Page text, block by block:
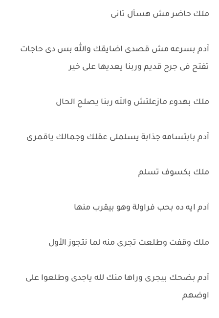
ملك حاضر مش هسأل تانى
آدم بسرعه مش قصدى اضايقك والله بس دى حاجات
تفتح فى جرح قديم وربنا يعديها على خير
ملك بهدوء مازعلتش والله ربنا يصلح الحال
آدم بابتسامه جذابة يسلملى عقلك وجمالك ياقمرى
ملك بكسوف تسلم
آدم ايه ده بحب فراولة وهو بيقرب منها
ملك وقفت وطلعت تجرى منه لما نتجوز الأول
آدم بضحك بيجرى وراها منك لله ياجدى وطلعوا على
اوضهم